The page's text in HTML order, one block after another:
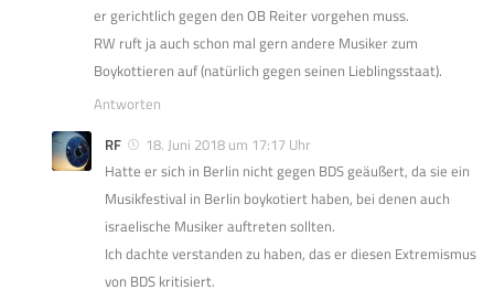
er gerichtlich gegen den OB Reiter vorgehen muss.
RW ruft ja auch schon mal gern andere Musiker zum
Boykottieren auf (natürlich gegen seinen Lieblingsstaat).
Antworten
RF
18. Juni 2018 um 17:17 Uhr
Hatte er sich in Berlin nicht gegen BDS geäußert, da sie ein
Musikfestival in Berlin boykotiert haben, bei denen auch
israelische Musiker auftreten sollten.
Ich dachte verstanden zu haben, das er diesen Extremismus
von BDS kritisiert.